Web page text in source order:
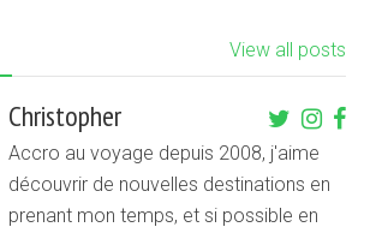
View all posts
Christopher
Accro au voyage depuis 2008, j'aime
découvrir de nouvelles destinations en
prenant mon temps, et si possible en